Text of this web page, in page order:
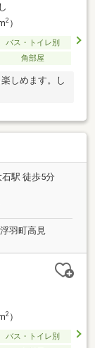
2）
バス・トイレ別
角部屋
しめます。し
駅 徒歩5分
羽町高見
2）
バス・トイレ別